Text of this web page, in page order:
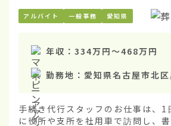
アルバイト 一般事務 愛知県
年収： 334万円〜468万円
勤務地： 愛知県名古屋市北
手続き代行スタッフのお仕事は、1
に役所や支所を社用車で訪問し、